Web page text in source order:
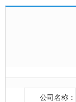
公司名称：